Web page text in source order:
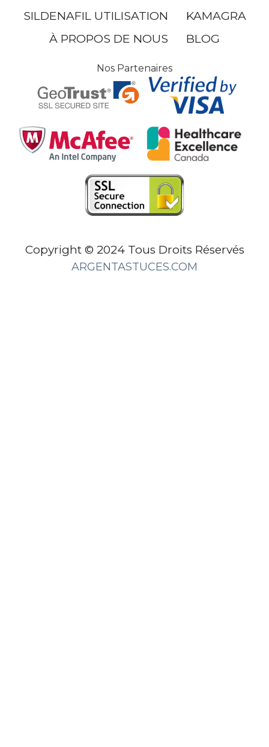
SILDENAFIL UTILISATION
KAMAGRA
À PROPOS DE NOUS
BLOG
Nos Partenaires
Copyright © 2024 Tous Droits Réservés
ARGENTASTUCES.COM